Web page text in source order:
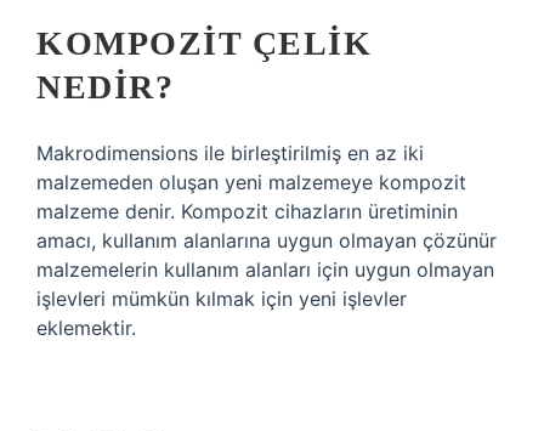
KOMPOZIT ÇELIK
NEDIR?
Makrodimensions ile birleştirilmiş en az iki
malzemeden oluşan yeni malzemeye kompozit
malzeme denir. Kompozit cihazların üretiminin
amacı, kullanım alanlarına uygun olmayan çözünür
malzemelerin kullanım alanları için uygun olmayan
işlevleri mümkün kılmak için yeni işlevler
eklemektir.